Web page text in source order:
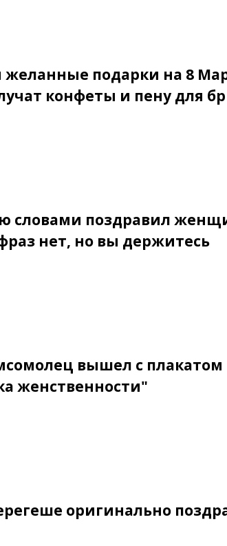
желанные подарки на 8
конфеты и пену для
словами поздравил
нет, но вы держитесь
вышел с плакатом
женственности"
оригинально